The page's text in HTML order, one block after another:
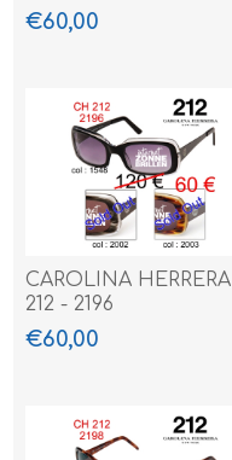
€60,00
CAROLINA HERRERA
212 - 2196
€60,00